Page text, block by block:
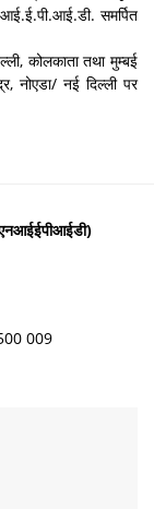
समर्पित
कोलकाता तथा मुम्बई
नोएडा/ नई दिल्ली पर
500 009